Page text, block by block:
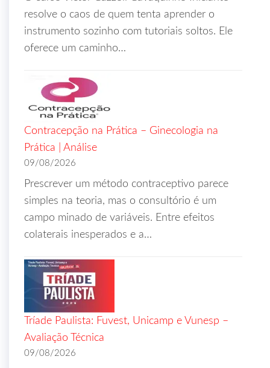
resolve o caos de quem tenta aprender o
instrumento sozinho com tutoriais soltos. Ele
oferece um caminho…
Contracepção na Prática – Ginecologia na
Prática | Análise
09/08/2026
Prescrever um método contraceptivo parece
simples na teoria, mas o consultório é um
campo minado de variáveis. Entre efeitos
colaterais inesperados e a…
Tríade Paulista: Fuvest, Unicamp e Vunesp –
Avaliação Técnica
09/08/2026